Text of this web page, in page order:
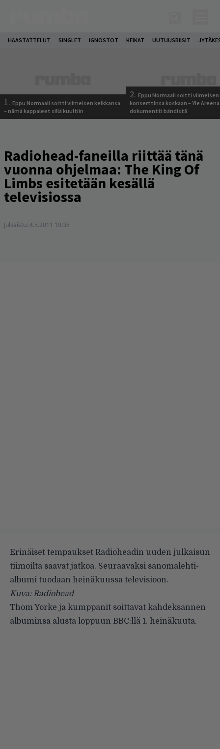
HAASTATTELUT SINGLET IGNOSTOT KEIKAT UUTUUSBIISIT
1. Eppu Normaali soitti viimeisen keikkansa
– nämä kappaleet sillä kuultiin
2. Eppu Normaali soitti viimeisen
konserttinsa koskaan – Yle
dokumentti bändistä
Radiohead-faneilla riittää tänä
vuonna ohjelmaa: The King Of
Limbs esitetään kesällä
televisiossa
Julkaistu: 4.5.2011 10:35
Erinäiset tempaukset Radioheadin uuden julkaisun
tiimoilta saavat jatkoa. Seuraavaksi sanomalehti-
albumi tuodaan heinäkuussa televisioon.
Kuva: Radiohead
Thom Yorke ja kumppanit soittavat kahdeksannen
albuminsa alusta loppuun BBC:llä 1. heinäkuuta.